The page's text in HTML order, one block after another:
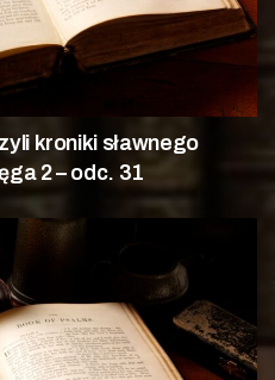
kroniki sławnego
2 – odc. 31